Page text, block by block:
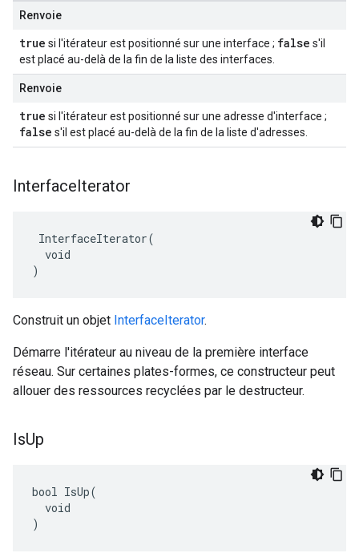
Renvoie
true si l'itérateur est positionné sur une interface ; false s'il
est placé au-delà de la fin de la liste des interfaces.
Renvoie
true si l'itérateur est positionné sur une adresse d'interface ;
false s'il est placé au-delà de la fin de la liste d'adresses.
InterfaceIterator
InterfaceIterator(
  void
)
Construit un objet InterfaceIterator.
Démarre l'itérateur au niveau de la première interface
réseau. Sur certaines plates-formes, ce constructeur peut
allouer des ressources recyclées par le destructeur.
IsUp
bool IsUp(
  void
)